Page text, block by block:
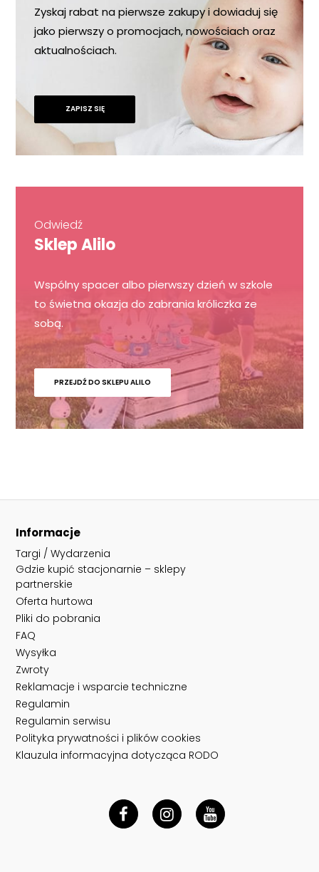
Zyskaj rabat na pierwsze zakupy i dowiaduj się
jako pierwszy o promocjach, nowościach oraz
aktualnościach.
ZAPISZ SIĘ
Odwiedź
Sklep Alilo
Wspólny spacer albo pierwszy dzień w szkole
to świetna okazja do zabrania króliczka ze
sobą.
PRZEJDŹ DO SKLEPU ALILO
Informacje
Targi / Wydarzenia
Gdzie kupić stacjonarnie – sklepy
partnerskie
Oferta hurtowa
Pliki do pobrania
FAQ
Wysyłka
Zwroty
Reklamacje i wsparcie techniczne
Regulamin
Regulamin serwisu
Polityka prywatności i plików cookies
Klauzula informacyjna dotycząca RODO